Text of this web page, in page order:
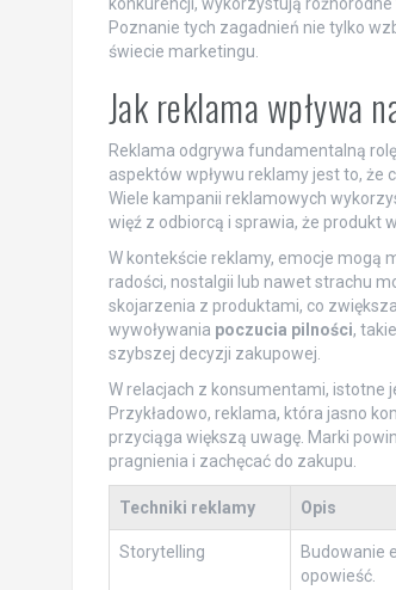
konkurencji, wykorzystują
Poznanie tych zagadnień nie tylko
świecie marketingu.
Jak reklama wpływa
Reklama odgrywa fundamentalną
aspektów wpływu reklamy jest to, że
Wiele kampanii reklamowych
więź z odbiorcą i sprawia, że produkt
W kontekście reklamy, emocje mogą
radości, nostalgii lub nawet strachu
skojarzenia z produktami, co
wywoływania poczucia pilności,
szybszej decyzji zakupowej.
W relacjach z konsumentami, istotne
Przykładowo, reklama, która jasno
przyciąga większą uwagę. Marki
pragnienia i zachęcać do zakupu.
Techniki reklamy Opis
Storytelling
Budowanie
opowieść.